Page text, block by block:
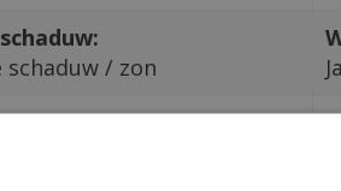
schaduw / zon
Ja
in CM: